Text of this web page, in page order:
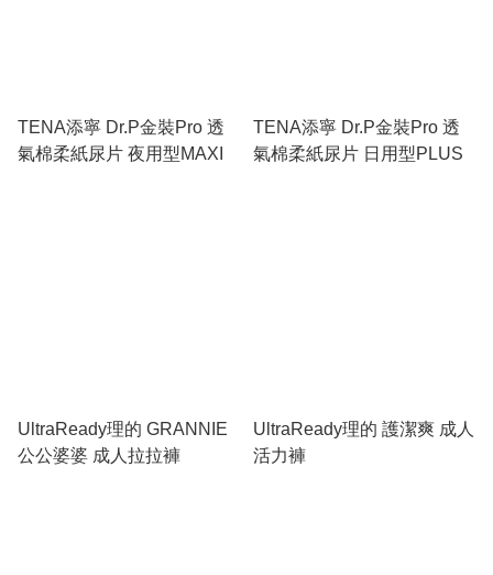
TENA添寧 Dr.P金裝Pro 透
氣棉柔紙尿片 夜用型MAXI
TENA添寧 Dr.P金裝Pro 透
氣棉柔紙尿片 日用型PLUS
UltraReady理的 GRANNIE
公公婆婆 成人拉拉褲
UltraReady理的 護潔爽 成人
活力褲